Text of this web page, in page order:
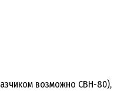
возможно СВН-80),